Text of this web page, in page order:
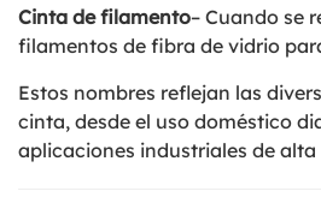
Cinta de filamento– Cuando se
filamentos de fibra de vidrio
Estos nombres reflejan las
cinta, desde el uso doméstico
aplicaciones industriales de alta